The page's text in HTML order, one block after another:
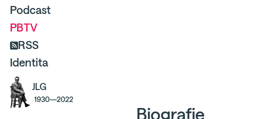
Podcast
PBTV
RSS
Identita
JLG
1930—2022
Biografie